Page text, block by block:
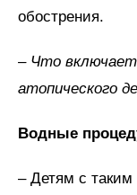
обострения.
– Что
атопического
Водные
– Детям с таким